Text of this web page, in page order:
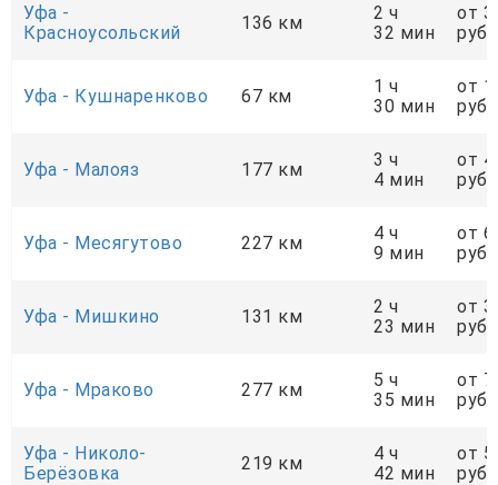
Уфа -
Красноусольский
136 км
2 ч
32 мин
от
руб.
Уфа - Кушнаренково 67 км
1 ч
30 мин
от
руб.
Уфа - Малояз 177 км
3 ч
4 мин
от
руб.
Уфа - Месягутово 227 км
4 ч
9 мин
от
руб.
Уфа - Мишкино 131 км
2 ч
23 мин
от
руб.
Уфа - Мраково 277 км
5 ч
35 мин
от
руб.
Уфа - Николо-
Берёзовка
219 км
4 ч
42 мин
от
руб.